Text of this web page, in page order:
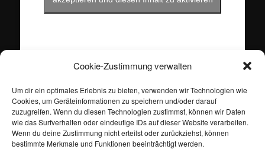
Cookie-Zustimmung verwalten
Um dir ein optimales Erlebnis zu bieten, verwenden wir Technologien wie
Cookies, um Geräteinformationen zu speichern und/oder darauf
zuzugreifen. Wenn du diesen Technologien zustimmst, können wir Daten
wie das Surfverhalten oder eindeutige IDs auf dieser Website verarbeiten.
Wenn du deine Zustimmung nicht erteilst oder zurückziehst, können
bestimmte Merkmale und Funktionen beeinträchtigt werden.
Projekt THE HEISENBERG – Micky Matschkopp & Co